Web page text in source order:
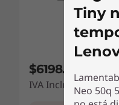
$6198.01
IVA Incluido
Tiny
Neo 50q